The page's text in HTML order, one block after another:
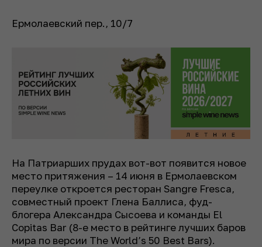
Ермолаевский пер., 10/7
На Патриарших прудах вот-вот появится новое
место притяжения – 14 июня в Ермолаевском
переулке откроется ресторан Sangre Fresca,
совместный проект Глена Баллиса, фуд-
блогера Александра Сысоева и команды El
Copitas Bar (8-е место в рейтинге лучших баров
мира по версии The World’s 50 Best Bars).